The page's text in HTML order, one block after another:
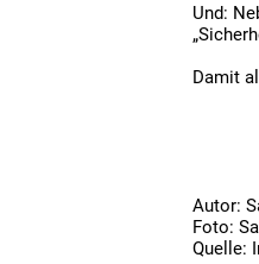
Und:
Damit
Autor:
Foto:
Quelle: